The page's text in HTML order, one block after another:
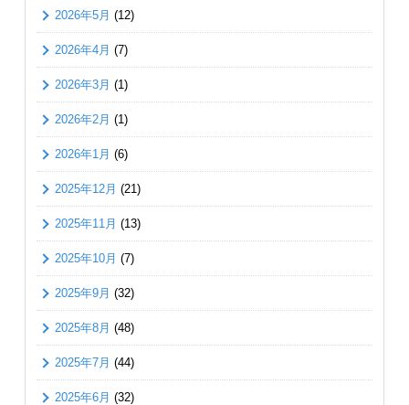
2026年5月 (12)
2026年4月 (7)
2026年3月 (1)
2026年2月 (1)
2026年1月 (6)
2025年12月 (21)
2025年11月 (13)
2025年10月 (7)
2025年9月 (32)
2025年8月 (48)
2025年7月 (44)
2025年6月 (32)